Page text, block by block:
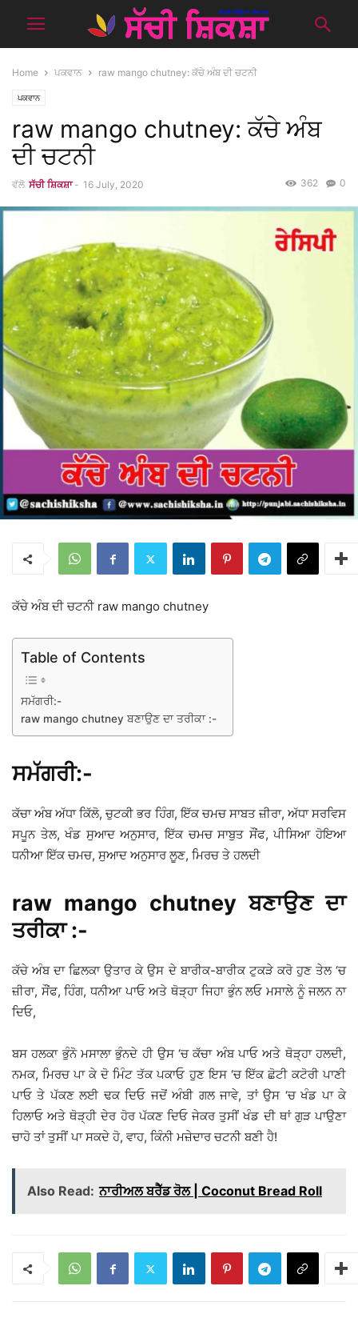
Home ਪਕਵਾਨ raw mango chutney: ਕੱਚੇ ਅੰਬ ਦੀ ਚਟਨੀ
ਪਕਵਾਨ
raw mango chutney: ਕੱਚੇ ਅੰਬ
ਦੀ ਚਟਨੀ
ਵੱਲੋ ਸੱਚੀ ਸ਼ਿਕਸ਼ਾ - 16 July, 2020 0
362
ਕੱਚੇ ਅੰਬ ਦੀ ਚਟਨੀ raw mango chutney
Table of Contents
ਸਮੱਗਰੀ:-
raw mango chutney ਬਣਾਉਣ ਦਾ ਤਰੀਕਾ :-
ਸਮੱਗਰੀ:-
ਕੱਚਾ ਅੰਬ ਅੱਧਾ ਕਿੱਲੋ, ਚੁਟਕੀ ਭਰ ਹਿੰਗ, ਇੱਕ ਚਮਚ ਸਾਬਤ ਜ਼ੀਰਾ, ਅੱਧਾ ਸਰਵਿਸ
ਸਪੂਨ ਤੇਲ, ਖੰਡ ਸੁਆਦ ਅਨੁਸਾਰ, ਇੱਕ ਚਮਚ ਸਾਬੁਤ ਸੌਂਫ, ਪੀਸਿਆ ਹੋਇਆ
ਧਨੀਆ ਇੱਕ ਚਮਚ, ਸੁਆਦ ਅਨੁਸਾਰ ਲੂਣ, ਮਿਰਚ ਤੇ ਹਲਦੀ
raw mango chutney ਬਣਾਉਣ ਦਾ
ਤਰੀਕਾ :-
ਕੱਚੇ ਅੰਬ ਦਾ ਛਿਲਕਾ ਉਤਾਰ ਕੇ ਉਸ ਦੇ ਬਾਰੀਕ-ਬਾਰੀਕ ਟੁਕੜੇ ਕਰੋ ਹੁਣ ਤੇਲ ‘ਚ
ਜ਼ੀਰਾ, ਸੌਂਫ, ਹਿੰਗ, ਧਨੀਆ ਪਾਓ ਅਤੇ ਥੋੜ੍ਹਾ ਜਿਹਾ ਭੁੰਨ ਲਓ ਮਸਾਲੇ ਨੂੰ ਜਲਨ ਨਾ
ਦਿਓ,
ਬਸ ਹਲਕਾ ਭੁੰਨੋ ਮਸਾਲਾ ਭੁੰਨਦੇ ਹੀ ਉਸ ‘ਚ ਕੱਚਾ ਅੰਬ ਪਾਓ ਅਤੇ ਥੋੜ੍ਹਾ ਹਲਦੀ,
ਨਮਕ, ਮਿਰਚ ਪਾ ਕੇ ਦੋ ਮਿੰਟ ਤੱਕ ਪਕਾਓ ਹੁਣ ਇਸ ‘ਚ ਇੱਕ ਛੋਟੀ ਕਟੋਰੀ ਪਾਣੀ
ਪਾਓ ਤੇ ਪੱਕਣ ਲਈ ਢਕ ਦਿਓ ਜਦੋਂ ਅੰਬੀ ਗਲ ਜਾਵੇ, ਤਾਂ ਉਸ ‘ਚ ਖੰਡ ਪਾ ਕੇ
ਹਿਲਾਓ ਅਤੇ ਥੋੜ੍ਹੀ ਦੇਰ ਹੋਰ ਪੱਕਣ ਦਿਓ ਜੇਕਰ ਤੁਸੀਂ ਖੰਡ ਦੀ ਥਾਂ ਗੁੜ ਪਾਉਣਾ
ਚਾਹੋ ਤਾਂ ਤੁਸੀਂ ਪਾ ਸਕਦੇ ਹੋ, ਵਾਹ, ਕਿੰਨੀ ਮਜ਼ੇਦਾਰ ਚਟਨੀ ਬਣੀ ਹੈ!
Also Read: ਨਾਰੀਅਲ ਬਰੈੱਡ ਰੋਲ | Coconut Bread Roll